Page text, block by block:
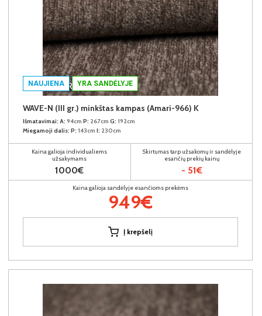
NAUJIENA YRA SANDĖLYJE
WAVE-N (III gr.) minkštas kampas (Amari-966) K
Išmatavimai: A: 94cm P: 267cm G: 192cm
Miegamoji dalis: P: 143cm I: 230cm
Kaina galioja individualiems
užsakymams
1000€
Skirtumas tarp užsakomų ir sandėlyje
esančių prekių kainų
- 51€
Kaina galioja sandėlyje esančioms prekėms
949€
Į krepšelį